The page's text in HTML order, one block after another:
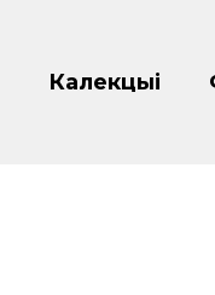
Калекцыі